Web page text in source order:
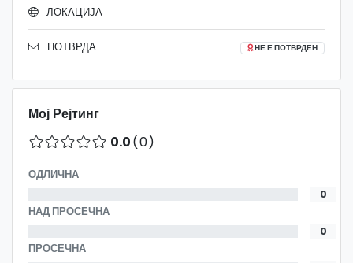
ЛОКАЦИЈА
ПОТВРДА НЕ Е ПОТВРДЕН
Мој Рејтинг
0.0(0)
ОДЛИЧНА
0
НАД ПРОСЕЧНА
0
ПРОСЕЧНА